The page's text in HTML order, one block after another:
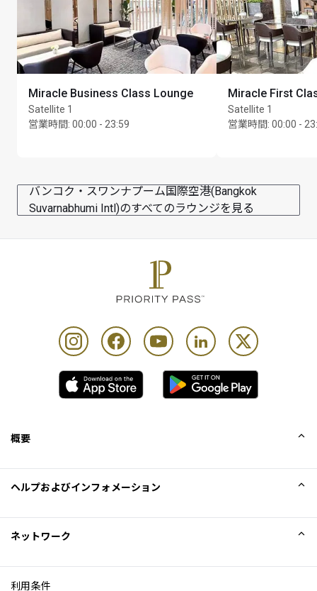
Miracle Business Class Lounge
Satellite 1
営業時間: 00:00 - 23:59
Miracle First
Satellite 1
営業時間: 00:00 -
バンコク・スワンナプーム国際空港(Bangkok
Suvarnabhumi Intl)のすべてのラウンジを見る
概要
Excellence Awards
ヘルプおよびインフォメーション
ネットワーク
利用条件